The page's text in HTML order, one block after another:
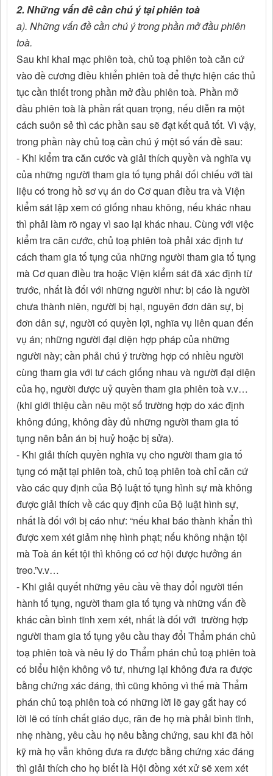
2. Những vấn đề cần chú ý tại phiên toà
a). Những vấn đề cần chú ý trong phần mở đầu phiên
toà.
Sau khi khai mạc phiên toà, chủ toạ phiên toà căn cứ
vào đề cương điều khiển phiên toà để thực hiện các thủ
tục cần thiết trong phần mở đầu phiên toà. Phần mở
đầu phiên toà là phần rất quan trọng, nếu diễn ra một
cách suôn sẻ thì các phần sau sẽ đạt kết quả tốt. Vì vậy,
trong phần này chủ toạ cần chú ý một số vấn đề sau:
- Khi kiểm tra căn cước và giải thích quyền và nghĩa vụ
của những người tham gia tố tụng phải đối chiếu với tài
liệu có trong hồ sơ vụ án do Cơ quan điều tra và Viện
kiểm sát lập xem có giống nhau không, nếu khác nhau
thì phải làm rõ ngay vì sao lại khác nhau. Cùng với việc
kiểm tra căn cước, chủ toạ phiên toà phải xác định tư
cách tham gia tố tụng của những người tham gia tố tụng
mà Cơ quan điều tra hoặc Viện kiểm sát đã xác định từ
trước, nhất là đối với những người như: bị cáo là người
chưa thành niên, người bị hại, nguyên đơn dân sự, bị
đơn dân sự, người có quyền lợi, nghĩa vụ liên quan đến
vụ án; những người đại diện hợp pháp của những
người này; cần phải chú ý trường hợp có nhiều người
cùng tham gia với tư cách giống nhau và người đại diện
của họ, người được uỷ quyền tham gia phiên toà v.v…
(khi giới thiệu cần nêu một số trường hợp do xác định
không đúng, không đầy đủ những người tham gia tố
tụng nên bản án bị huỷ hoặc bị sửa).
- Khi giải thích quyền nghĩa vụ cho người tham gia tố
tụng có mặt tại phiên toà, chủ toạ phiên toà chỉ căn cứ
vào các quy định của Bộ luật tố tụng hình sự mà không
được giải thích về các quy định của Bộ luật hình sự,
nhất là đối với bị cáo như: “nếu khai báo thành khẩn thì
được xem xét giảm nhẹ hình phạt; nếu không nhận tội
mà Toà án kết tội thì không có cơ hội được hưởng án
treo.”v.v…
- Khi giải quyết những yêu cầu về thay đổi người tiến
hành tố tụng, người tham gia tố tụng và những vấn đề
khác cần bình tĩnh xem xét, nhất là đối với trường hợp
người tham gia tố tụng yêu cầu thay đổi Thẩm phán chủ
toạ phiên toà và nêu lý do Thẩm phán chủ toạ phiên toà
có biểu hiện không vô tư, nhưng lại không đưa ra được
bằng chứng xác đáng, thì cũng không vì thế mà Thẩm
phán chủ toạ phiên toà có những lời lẽ gay gắt hay có
lời lẽ có tính chất giáo dục, răn đe họ mà phải bình tĩnh,
nhẹ nhàng, yêu cầu họ nêu bằng chứng, sau khi đã hỏi
kỹ mà họ vẫn không đưa ra được bằng chứng xác đáng
thì giải thích cho họ biết là Hội đồng xét xử sẽ xem xét